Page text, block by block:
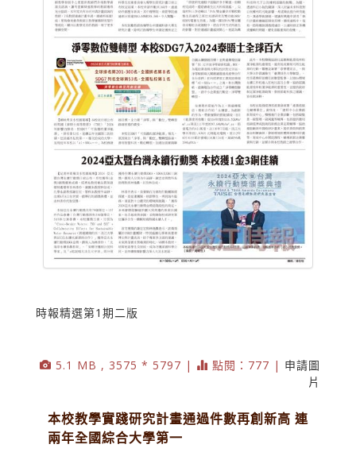
時報精選第1期二版
5.1 MB , 3575 * 5797 | 點閱：777 | 申請圖
片
本校教學實踐研究計畫通過件數再創新高 連
兩年全國綜合大學第一